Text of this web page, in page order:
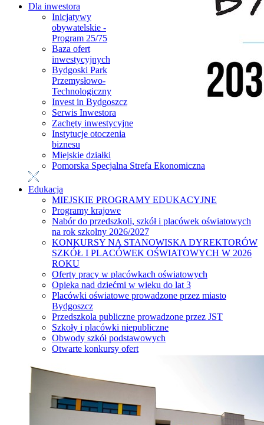
Dla inwestora
Inicjatywy
obywatelskie -
Program 25/75
Baza ofert
inwestycyjnych
Bydgoski Park
Przemysłowo-
Technologiczny
Invest in Bydgoszcz
Serwis Inwestora
Zachęty inwestycyjne
Instytucje otoczenia
biznesu
Miejskie działki
Pomorska Specjalna Strefa Ekonomiczna
Edukacja
MIEJSKIE PROGRAMY EDUKACYJNE
Programy krajowe
Nabór do przedszkoli, szkół i placówek oświatowych
na rok szkolny 2026/2027
KONKURSY NA STANOWISKA DYREKTORÓW
SZKÓŁ I PLACÓWEK OŚWIATOWYCH W 2026
ROKU
Oferty pracy w placówkach oświatowych
Opieka nad dziećmi w wieku do lat 3
Placówki oświatowe prowadzone przez miasto
Bydgoszcz
Przedszkola publiczne prowadzone przez JST
Szkoły i placówki niepubliczne
Obwody szkół podstawowych
Otwarte konkursy ofert